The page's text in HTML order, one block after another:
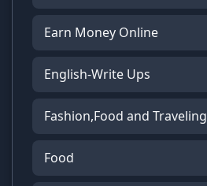
Earn Money Online
English-Write Ups
Fashion,Food and Traveling
Food